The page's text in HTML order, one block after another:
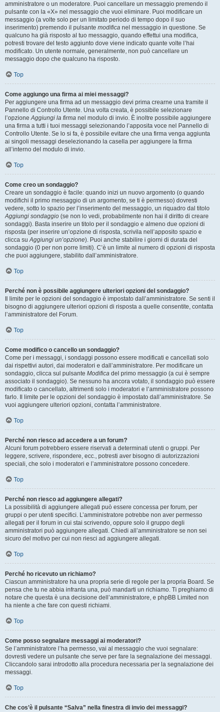
amministratore o un moderatore. Puoi cancellare un messaggio premendo il
pulsante con la «X» nel messaggio che vuoi eliminare. Puoi modificare un
messaggio (a volte solo per un limitato periodo di tempo dopo il suo
inserimento) premendo il pulsante modifica nel messaggio in questione. Se
qualcuno ha già risposto al tuo messaggio, quando effettui una modifica,
potresti trovare del testo aggiunto dove viene indicato quante volte l’hai
modificato. Un utente normale, generalmente, non può cancellare un
messaggio dopo che qualcuno ha risposto.
Top
Come aggiungo una firma ai miei messaggi?
Per aggiungere una firma ad un messaggio devi prima crearne una tramite il
Pannello di Controllo Utente. Una volta creata, è possibile selezionare
l’opzioneAggiungi la firma nel modulo di invio. È inoltre possibile aggiungere
una firma a tutti i tuoi messaggi selezionando l’apposita voce nel Pannello di
Controllo Utente. Se lo si fa, è possibile evitare che una firma venga aggiunta
ai singoli messaggi deselezionando la casella per aggiungere la firma
all’interno del modulo di invio.
Top
Come creo un sondaggio?
Creare un sondaggio è facile: quando inizi un nuovo argomento (o quando
modifichi il primo messaggio di un argomento, se ti è permesso) dovresti
vedere, sotto lo spazio per l’inserimento del messaggio, un riquadro dal titolo
Aggiungi sondaggio (se non lo vedi, probabilmente non hai il diritto di creare
sondaggi). Basta inserire un titolo per il sondaggio e almeno due opzioni di
risposta (per inserire un’opzione di risposta, scrivila nell’apposito spazio e
clicca suAggiungi un’opzione). Puoi anche stabilire i giorni di durata del
sondaggio (0 per non porre limiti). C’è un limite al numero di opzioni di risposta
che puoi aggiungere, stabilito dall’amministratore.
Top
Perché non è possibile aggiungere ulteriori opzioni del sondaggio?
Il limite per le opzioni del sondaggio è impostato dall’amministratore. Se senti il
bisogno di aggiungere ulteriori opzioni di risposta a quelle consentite, contatta
l’amministratore del Forum.
Top
Come modifico o cancello un sondaggio?
Come per i messaggi, i sondaggi possono essere modificati e cancellati solo
dai rispettivi autori, dai moderatori e dall’amministratore. Per modificare un
sondaggio, clicca sul pulsante Modifica del primo messaggio (a cui è sempre
associato il sondaggio). Se nessuno ha ancora votato, il sondaggio può essere
modificato o cancellato, altrimenti solo i moderatori e l’amministratore possono
farlo. Il limite per le opzioni del sondaggio è impostato dall’amministratore. Se
vuoi aggiungere ulteriori opzioni, contatta l’amministratore.
Top
Perché non riesco ad accedere a un forum?
Alcuni forum potrebbero essere riservati a determinati utenti o gruppi. Per
leggere, scrivere, rispondere, ecc., potresti aver bisogno di autorizzazioni
speciali, che solo i moderatori e l’amministratore possono concedere.
Top
Perché non riesco ad aggiungere allegati?
La possibilità di aggiungere allegati può essere concessa per forum, per
gruppi o per utenti specifici. L’amministratore potrebbe non aver permesso
allegati per il forum in cui stai scrivendo, oppure solo il gruppo degli
amministratori può aggiungere allegati. Chiedi all’amministratore se non sei
sicuro del motivo per cui non riesci ad aggiungere allegati.
Top
Perché ho ricevuto un richiamo?
Ciascun amministratore ha una propria serie di regole per la propria Board. Se
pensa che tu ne abbia infranta una, può mandarti un richiamo. Ti preghiamo di
notare che questa è una decisione dell’amministratore, e phpBB Limited non
ha niente a che fare con questi richiami.
Top
Come posso segnalare messaggi ai moderatori?
Se l’amministratore l’ha permesso, vai al messaggio che vuoi segnalare:
dovresti vedere un pulsante che serve per fare la segnalazione dei messaggi.
Cliccandolo sarai introdotto alla procedura necessaria per la segnalazione dei
messaggi.
Top
Che cos’è il pulsante “Salva” nella finestra di invio dei messaggi?